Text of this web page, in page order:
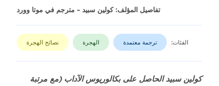
تفاصيل المؤلف: كولين سبيد - مترجم في موتا وورد
الفئات: ترجمة معتمدة الهجرة نصائح الهجرة
كولين سبيد الحاصل على بكالوريوس الآداب (مع مرتبة